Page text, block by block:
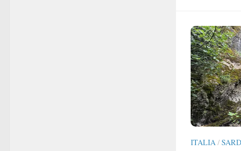
ITALIA /